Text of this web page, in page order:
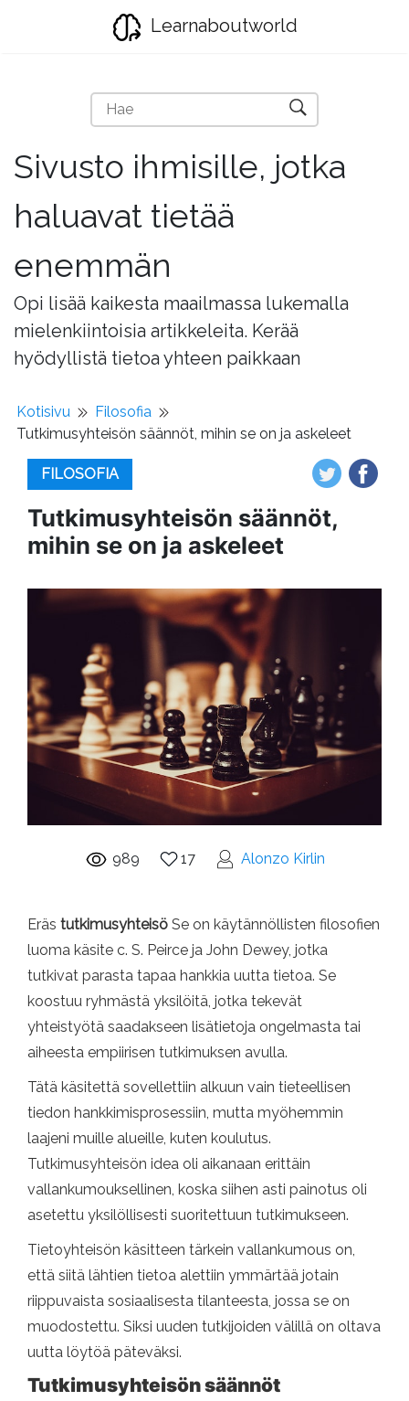
Learnaboutworld
Sivusto ihmisille, jotka
haluavat tietää
enemmän
Opi lisää kaikesta maailmassa lukemalla
mielenkiintoisia artikkeleita. Kerää
hyödyllistä tietoa yhteen paikkaan
Kotisivu
Filosofia
Tutkimusyhteisön säännöt, mihin se on ja askeleet
FILOSOFIA
Tutkimusyhteisön säännöt,
mihin se on ja askeleet
989 17 Alonzo Kirlin
Eräs tutkimusyhteisö Se on käytännöllisten filosofien
luoma käsite c. S. Peirce ja John Dewey, jotka
tutkivat parasta tapaa hankkia uutta tietoa. Se
koostuu ryhmästä yksilöitä, jotka tekevät
yhteistyötä saadakseen lisätietoja ongelmasta tai
aiheesta empiirisen tutkimuksen avulla.
Tätä käsitettä sovellettiin alkuun vain tieteellisen
tiedon hankkimisprosessiin, mutta myöhemmin
laajeni muille alueille, kuten koulutus.
Tutkimusyhteisön idea oli aikanaan erittäin
vallankumouksellinen, koska siihen asti painotus oli
asetettu yksilöllisesti suoritettuun tutkimukseen.
Tietoyhteisön käsitteen tärkein vallankumous on,
että siitä lähtien tietoa alettiin ymmärtää jotain
riippuvaista sosiaalisesta tilanteesta, jossa se on
muodostettu. Siksi uuden tutkijoiden välillä on oltava
uutta löytöä päteväksi.
Tutkimusyhteisön säännöt